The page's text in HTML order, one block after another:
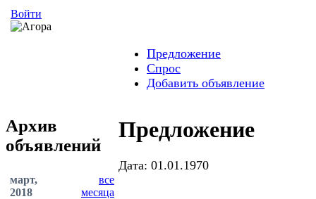
Войти
Предложение
Спрос
Добавить объявление
Архив
объявлений
март,
2018
все
месяца
Предложение
Дата: 01.01.1970